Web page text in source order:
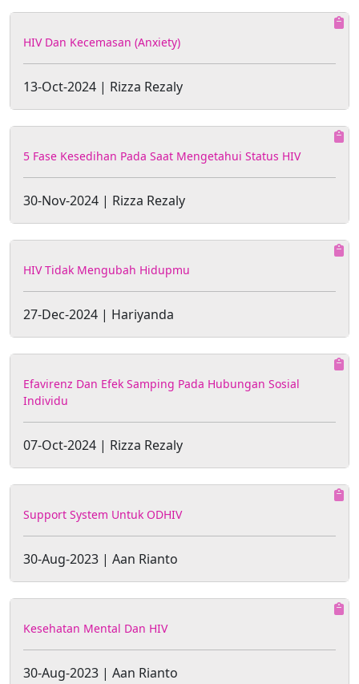
HIV Dan Kecemasan (Anxiety)
13-Oct-2024 | Rizza Rezaly
5 Fase Kesedihan Pada Saat Mengetahui Status HIV
30-Nov-2024 | Rizza Rezaly
HIV Tidak Mengubah Hidupmu
27-Dec-2024 | Hariyanda
Efavirenz Dan Efek Samping Pada Hubungan Sosial
Individu
07-Oct-2024 | Rizza Rezaly
Support System Untuk ODHIV
30-Aug-2023 | Aan Rianto
Kesehatan Mental Dan HIV
30-Aug-2023 | Aan Rianto